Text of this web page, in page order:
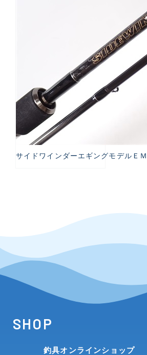
サイドワインダーエギングモデルＥ
SHOP
釣具オンラインショップ